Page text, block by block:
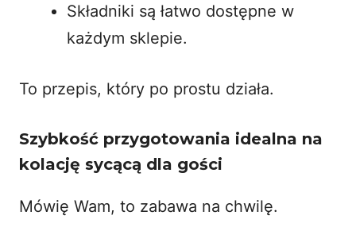
Składniki są łatwo dostępne w
każdym sklepie.
To przepis, który po prostu działa.
Szybkość przygotowania idealna na
kolację sycącą dla gości
Mówię Wam, to zabawa na chwilę.